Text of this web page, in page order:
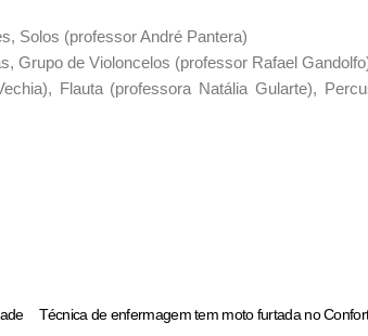
Solos (professor André Pantera)
Grupo de Violoncelos (professor Rafael
Flauta (professora Natália Gularte),